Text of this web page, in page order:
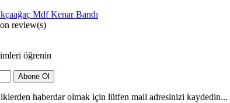
Mdf Kenar Bandı
review(s)
öğrenin
haberdar olmak için lütfen mail adresinizi kaydedin...